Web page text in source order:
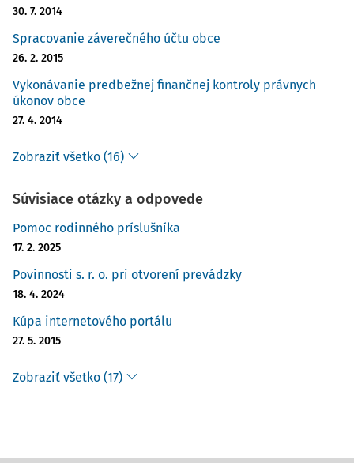
30. 7. 2014
Spracovanie záverečného účtu obce
26. 2. 2015
Vykonávanie predbežnej finančnej kontroly právnych
úkonov obce
27. 4. 2014
Zobraziť všetko (16)
Súvisiace otázky a odpovede
Pomoc rodinného príslušníka
17. 2. 2025
Povinnosti s. r. o. pri otvorení prevádzky
18. 4. 2024
Kúpa internetového portálu
27. 5. 2015
Zobraziť všetko (17)